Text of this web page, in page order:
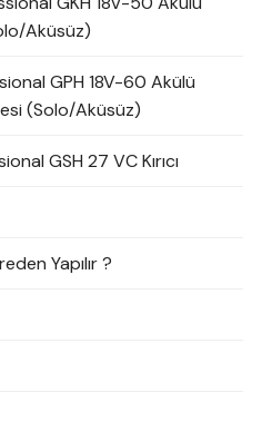
Aküsüz)
GPH 18V-60 Akülü
(Solo/Aküsüz)
GSH 27 VC Kırıcı
Yapılır ?